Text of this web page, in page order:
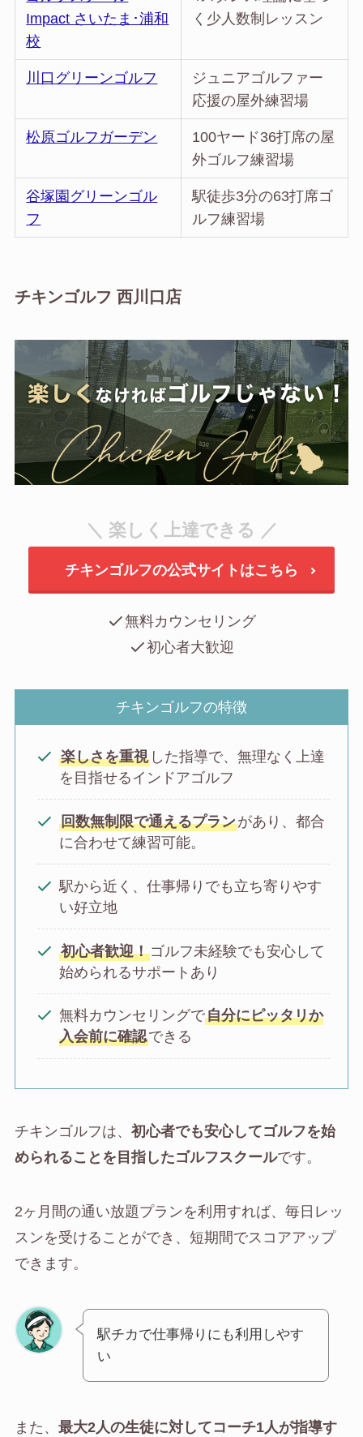
Impact さいたま･浦和
校
く少人数制レッスン
川口グリーンゴルフ
ジュニアゴルファー
応援の屋外練習場
松原ゴルフガーデン
100ヤード36打席の屋
外ゴルフ練習場
谷塚園グリーンゴル
フ
駅徒歩3分の63打席ゴ
ルフ練習場
チキンゴルフ 西川口店
＼ 楽しく上達できる ／
チキンゴルフの公式サイトはこちら
無料カウンセリング
初心者大歓迎
チキンゴルフの特徴
楽しさを重視した指導で、無理なく上達
を目指せるインドアゴルフ
回数無制限で通えるプランがあり、都合
に合わせて練習可能。
駅から近く、仕事帰りでも立ち寄りやす
い好立地
初心者歓迎！ゴルフ未経験でも安心して
始められるサポートあり
無料カウンセリングで自分にピッタリか
入会前に確認できる
チキンゴルフは、 初心者でも安心してゴルフを始
められることを目指したゴルフスクールです。
2ヶ月間の通い放題プランを利用すれば、毎日レッ
スンを受けることができ、短期間でスコアアップ
できます。
駅チカで仕事帰りにも利用しやす
い
また、 最大2人の生徒に対してコーチ1人が指導す